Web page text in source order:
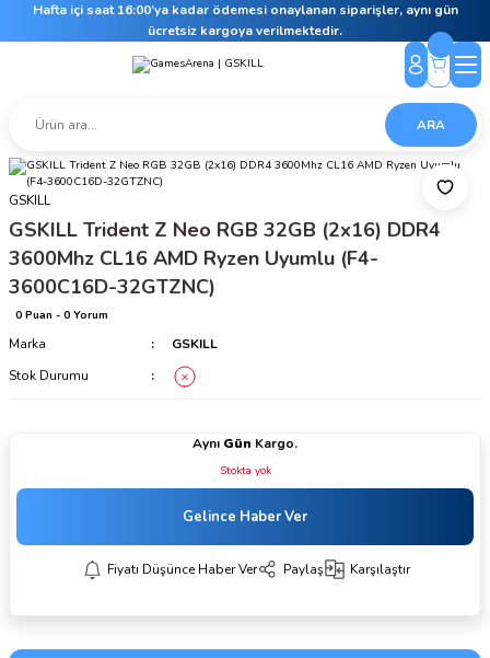
Hafta içi saat 16:00’ya kadar ödemesi onaylanan siparişler, aynı gün
ücretsiz kargoya verilmektedir.
ARA
GSKILL
GSKILL Trident Z Neo RGB 32GB (2x16) DDR4
3600Mhz CL16 AMD Ryzen Uyumlu (F4-
3600C16D-32GTZNC)
0 Puan - 0 Yorum
Marka
GSKILL
Stok Durumu
Aynı Gün Kargo.
Stokta yok
Gelince Haber Ver
Fiyatı Düşünce Haber Ver Paylaş Karşılaştır